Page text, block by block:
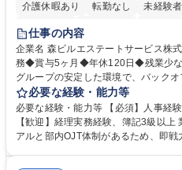
介護休暇あり
転勤なし 未経験
経験者歓迎
完全週休2日制
交通費支給 長期
仕事の内容
企業名 森ビルエステートサービス株式会社 求人名 【森ビルG
務◆賞与5ヶ月◆年休120日◆残業少なめ◆リモー
グループの安定した環境で、バック
をお任せします。 労務と総務の業務
度改定などのコア業務にも挑戦できる、
理、給与計算、社会保険手続き、年
き、社内規定の改定や人事制度改定
必要な経験・能力等
必要な経験・能力等 【必須】人事経
【歓迎】経理実務経験、簿記3級以
アルと部内OJT体制があるため、即戦